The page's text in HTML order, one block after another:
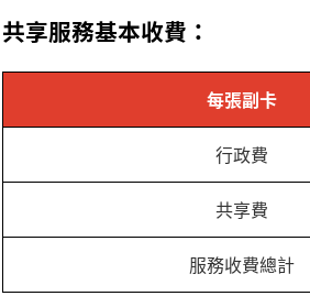
共享服務基本收費：
每張副卡
行政費
共享費
服務收費總計